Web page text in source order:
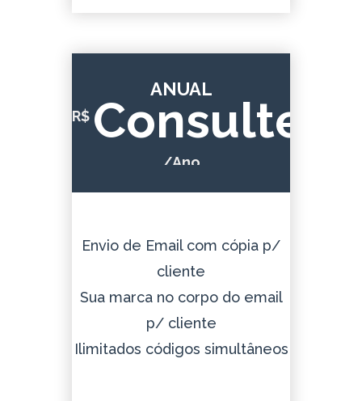
ANUAL
R$ Consulte
/Ano
Envio de Email com cópia p/
cliente
Sua marca no corpo do email
p/ cliente
Ilimitados códigos simultâneos